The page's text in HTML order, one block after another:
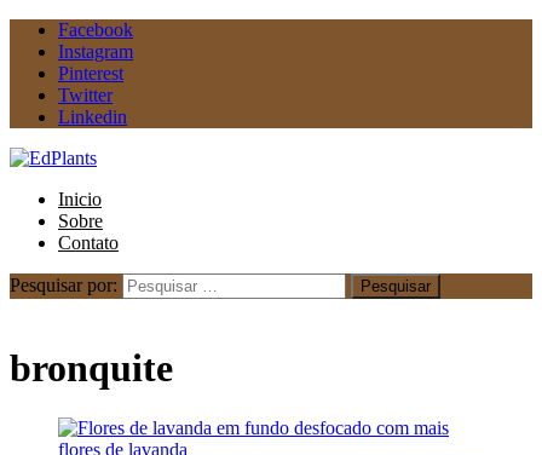
Facebook
Instagram
Pinterest
Twitter
Linkedin
Inicio
Sobre
Contato
Pesquisar por:
bronquite